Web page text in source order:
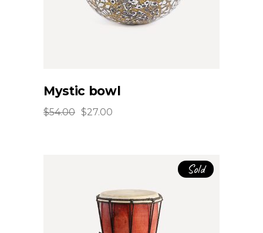
Mystic bowl
$54.00
Original $27.00
Current
Sold